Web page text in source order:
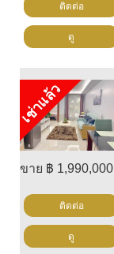
ติดต่อ
ดู
เช่าแล้ว
ขาย ฿ 1,990,000
ติดต่อ
ดู